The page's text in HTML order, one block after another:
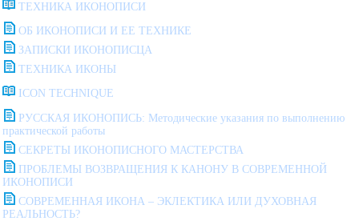
ТЕХНИКА ИКОНОПИСИ
ОБ ИКОНОПИСИ И ЕЕ ТЕХНИКЕ
ЗАПИСКИ ИКОНОПИСЦА
ТЕХНИКА ИКОНЫ
ICON TECHNIQUE
РУССКАЯ ИКОНОПИСЬ: Методические указания по выполнению
практической работы
СЕКРЕТЫ ИКОНОПИСНОГО МАСТЕРСТВА
ПРОБЛЕМЫ ВОЗВРАЩЕНИЯ К КАНОНУ В СОВРЕМЕННОЙ
ИКОНОПИСИ
СОВРЕМЕННАЯ ИКОНА – ЭКЛЕКТИКА ИЛИ ДУХОВНАЯ
РЕАЛЬНОСТЬ?